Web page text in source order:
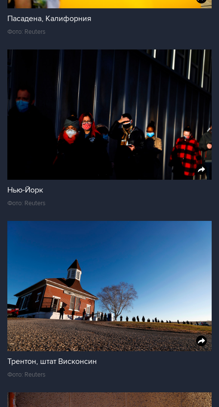
Пасадена, Калифорния
Фото: Reuters
Нью-Йорк
Фото: Reuters
Трентон, штат Висконсин
Фото: Reuters